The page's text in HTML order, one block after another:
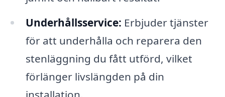
Underhållsservice: Erbjuder tjänster
för att underhålla och reparera den
stenläggning du fått utförd, vilket
förlänger livslängden på din